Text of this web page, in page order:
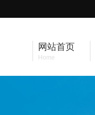
网站首页
Home